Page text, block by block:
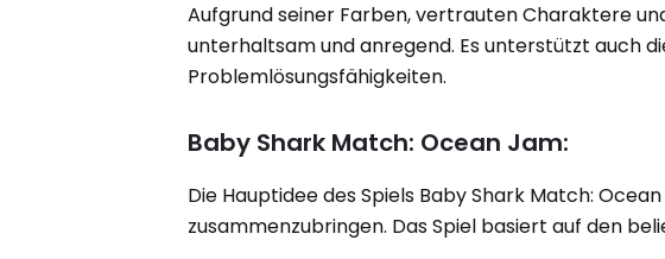
Aufgrund seiner Farben, vertrauten Charaktere
unterhaltsam und anregend. Es unterstützt auch
Problemlösungsfähigkeiten.
Baby Shark Match: Ocean Jam:
Die Hauptidee des Spiels Baby Shark Match:
zusammenzubringen. Das Spiel basiert auf den